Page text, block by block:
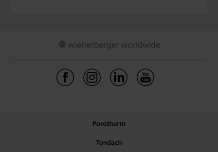
wienerberger worldwide